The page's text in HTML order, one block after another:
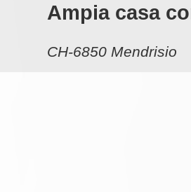
Ampia casa
CH-6850 Mendrisio